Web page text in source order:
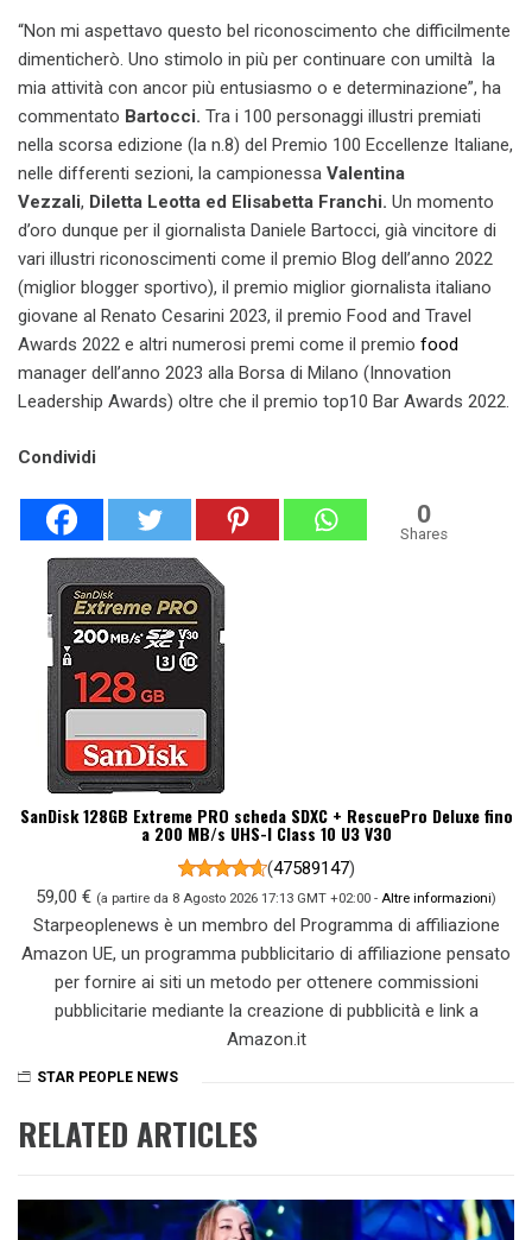
“Non mi aspettavo questo bel riconoscimento che difficilmente
dimenticherò. Uno stimolo in più per continuare con umiltà la
mia attività con ancor più entusiasmo o e determinazione”, ha
commentato Bartocci. Tra i 100 personaggi illustri premiati
nella scorsa edizione (la n.8) del Premio 100 Eccellenze Italiane,
nelle differenti sezioni, la campionessa Valentina
Vezzali, Diletta Leotta ed Elisabetta Franchi. Un momento
d’oro dunque per il giornalista Daniele Bartocci, già vincitore di
vari illustri riconoscimenti come il premio Blog dell’anno 2022
(miglior blogger sportivo), il premio miglior giornalista italiano
giovane al Renato Cesarini 2023, il premio Food and Travel
Awards 2022 e altri numerosi premi come il premio food
manager dell’anno 2023 alla Borsa di Milano (Innovation
Leadership Awards) oltre che il premio top10 Bar Awards 2022.
Condividi
0
Shares
SanDisk 128GB Extreme PRO scheda SDXC + RescuePro Deluxe fino
a 200 MB/s UHS-I Class 10 U3 V30
(47589147)
59,00 € (a partire da 8 Agosto 2026 17:13 GMT +02:00 - Altre informazioni)
Starpeoplenews è un membro del Programma di affiliazione
Amazon UE, un programma pubblicitario di affiliazione pensato
per fornire ai siti un metodo per ottenere commissioni
pubblicitarie mediante la creazione di pubblicità e link a
Amazon.it
STAR PEOPLE NEWS
RELATED ARTICLES